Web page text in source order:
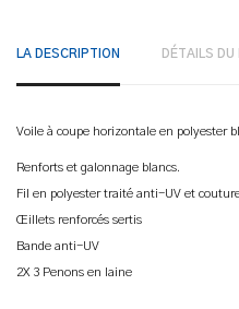
LA DESCRIPTION DÉTAILS DU
Voile à coupe horizontale en polyester
Renforts et galonnage blancs.
Fil en polyester traité anti-UV et
Œillets renforcés sertis
Bande anti-UV
2X 3 Penons en laine